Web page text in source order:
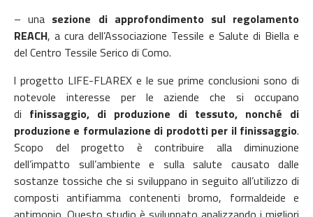
– una sezione diapprofondimento sul regolamento
REACH, a cura dell’Associazione Tessile e Salute di Biella e
del Centro Tessile Serico di Como.
l progetto LIFE-FLAREX e le sue prime conclusioni sono di
notevole interesse per le aziende che si occupano
di finissaggio, di produzione di tessuto, nonché di
produzione e formulazione di prodotti per il finissaggio.
Scopo del progetto è contribuire alla diminuzione
dell’impatto sull’ambiente e sulla salute causato dalle
sostanze tossiche che si sviluppano in seguito all’utilizzo di
composti antifiamma contenenti bromo, formaldeide e